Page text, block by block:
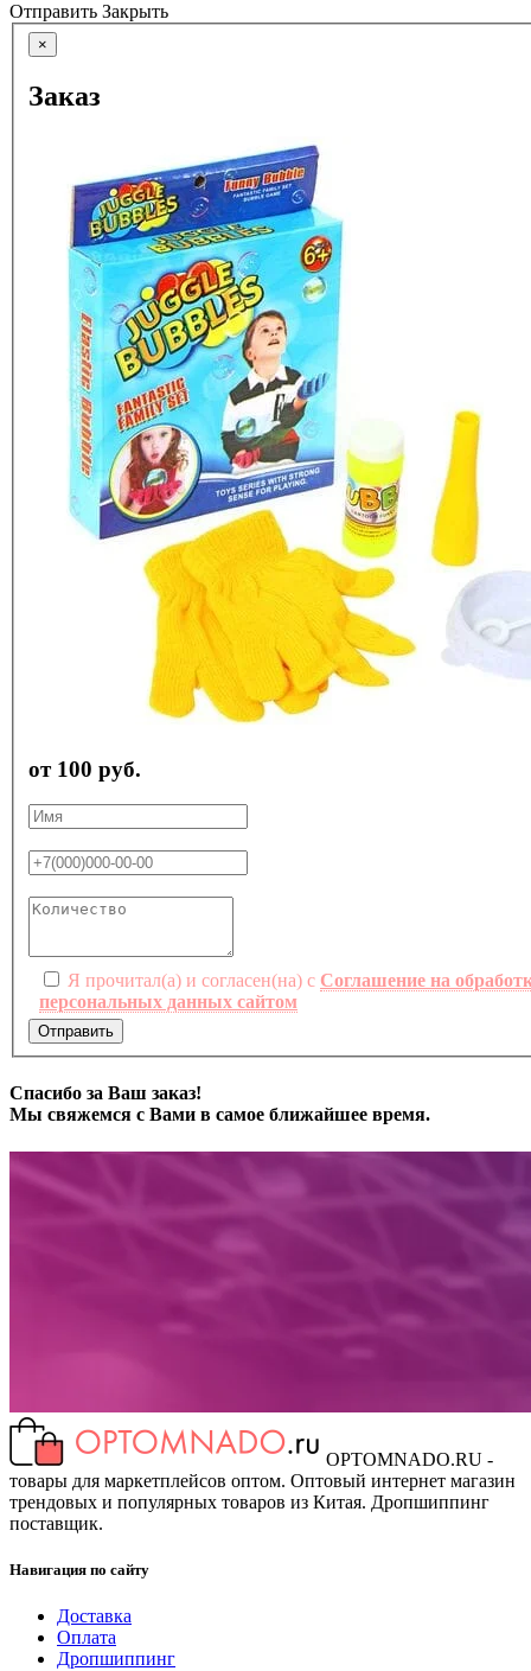
Отправить Закрыть
×
Заказ
от 100 руб.
Я прочитал(а) и согласен(на) с Соглашение на
персональных данных сайтом
Отправить
Спасибо за Ваш заказ!
Мы свяжемся с Вами в самое ближайшее время.
OPTOMNADO.RU -
товары для маркетплейсов оптом. Оптовый интернет магазин
трендовых и популярных товаров из Китая. Дропшиппинг
поставщик.
Навигация по сайту
Доставка
Оплата
Дропшиппинг